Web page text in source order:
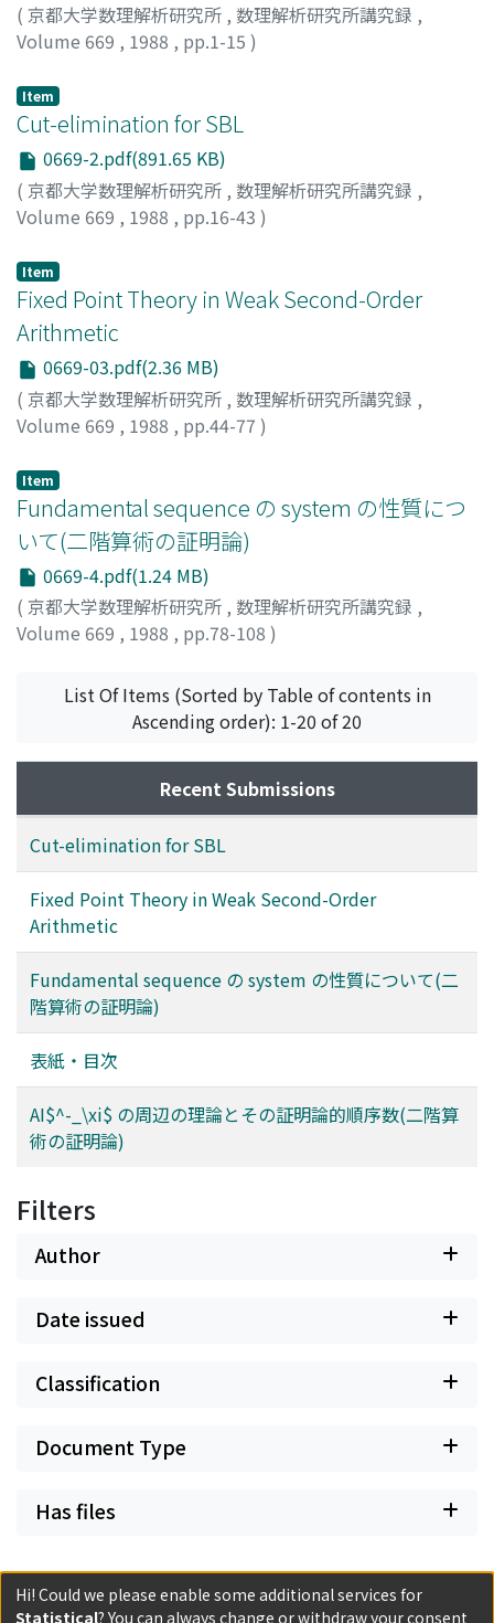
( 京都大学数理解析研究所 , 数理解析研究所講究録 ,
Volume 669 , 1988 , pp.1-15 )
Item
Cut-elimination for SBL
0669-2.pdf(891.65 KB)
( 京都大学数理解析研究所 , 数理解析研究所講究録 ,
Volume 669 , 1988 , pp.16-43 )
Item
Fixed Point Theory in Weak Second-Order
Arithmetic
0669-03.pdf(2.36 MB)
( 京都大学数理解析研究所 , 数理解析研究所講究録 ,
Volume 669 , 1988 , pp.44-77 )
之;シオジ, ナオキ
Item
Fundamental sequence の system の性質につ
いて(二階算術の証明論)
0669-4.pdf(1.24 MB)
( 京都大学数理解析研究所 , 数理解析研究所講究録 ,
Volume 669 , 1988 , pp.78-108 )
List Of Items (Sorted by Table of contents in
Ascending order): 1-20 of 20
Recent Submissions
Cut-elimination for SBL
Fixed Point Theory in Weak Second-Order
Arithmetic
Fundamental sequence の system の性質について(二
階算術の証明論)
表紙・目次
AI$^-_\xi$ の周辺の理論とその証明論的順序数(二階算
術の証明論)
Filters
Author
Date issued
Classification
Document Type
Has files
Hi! Could we please enable some additional services for
Statistical? You can always change or withdraw your consent